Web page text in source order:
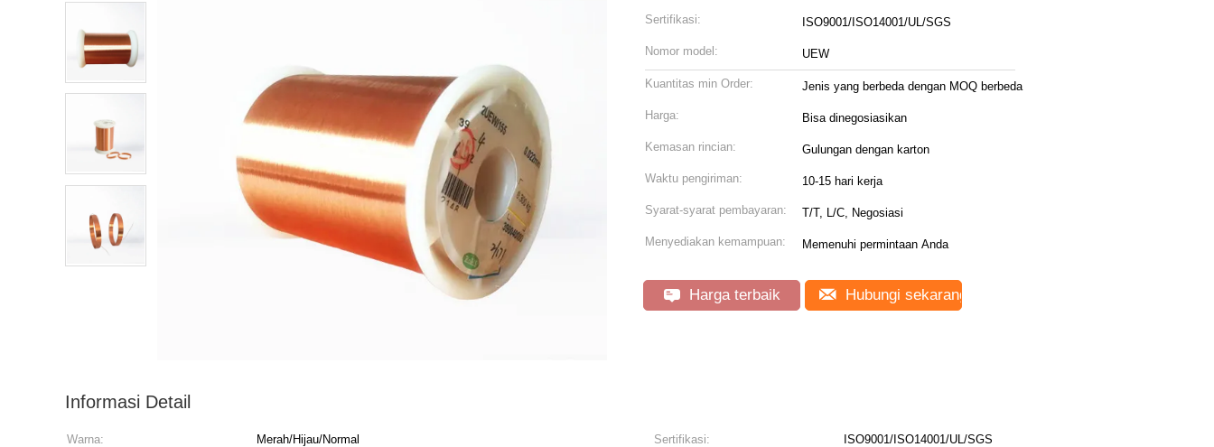
Sertifikasi: ISO9001/ISO14001/UL/SGS
Nomor model: UEW
Kuantitas min Order: Jenis yang berbeda dengan MOQ berbeda
Harga: Bisa dinegosiasikan
Kemasan rincian: Gulungan dengan karton
Waktu pengiriman: 10-15 hari kerja
Syarat-syarat pembayaran: T/T, L/C, Negosiasi
Menyediakan kemampuan: Memenuhi permintaan Anda
Harga terbaik Hubungi sekarang
Informasi Detail
Warna: Merah/Hijau/Normal Sertifikasi:
ISO9001/ISO14001/UL/SGS